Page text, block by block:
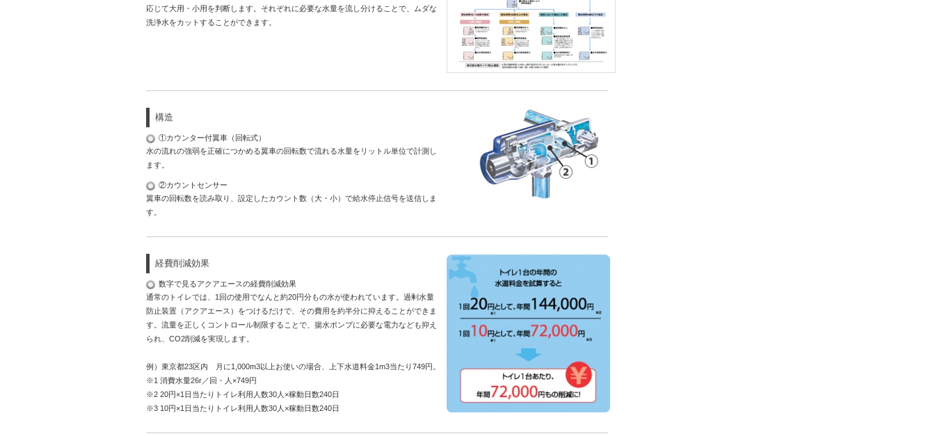
応じて大用・小用を判断します。それぞれに必要な水量を流し分けることで、ムダな
洗浄水をカットすることができます。
構造
①カウンター付翼車（回転式）
水の流れの強弱を正確につかめる翼車の回転数で流れる水量をリットル単位で計測し
ます。
②カウントセンサー
翼車の回転数を読み取り、設定したカウント数（大・小）で給水停止信号を送信しま
す。
経費削減効果
数字で見るアクアエースの経費削減効果
通常のトイレでは、1回の使用でなんと約20円分もの水が使われています。過剰水量
防止装置（アクアエース）をつけるだけで、その費用を約半分に抑えることができま
す。流量を正しくコントロール制限することで、揚水ポンプに必要な電力なども抑え
られ、CO2削減を実現します。
例）東京都23区内 月に1,000m3以上お使いの場合、上下水道料金1m3当たり749円。
※1 消費水量26r／回・人×749円
※2 20円×1日当たりトイレ利用人数30人×稼動日数240日
※3 10円×1日当たりトイレ利用人数30人×稼動日数240日